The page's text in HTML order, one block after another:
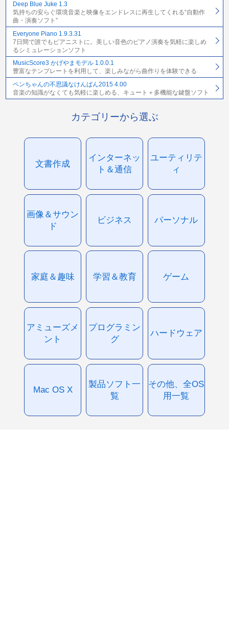
Deep Blue Juke 1.3
気持ちの安らぐ環境音楽と映像をエンドレスに再生してくれる“自動作
曲・演奏ソフト”
Everyone Piano 1.9.3.31
7日間で誰でもピアニストに。美しい音色のピアノ演奏を気軽に楽しめ
るシミュレーションソフト
MusicScore3 かげやまモデル 1.0.0.1
豊富なテンプレートを利用して、楽しみながら曲作りを体験できる
ペンちゃんの不思議なけんばん2015 4.00
音楽の知識がなくても気軽に楽しめる、キュート＋多機能な鍵盤ソフト
カテゴリーから選ぶ
文書作成
インターネッ
ト＆通信
ユーティリテ
ィ
画像＆サウン
ド
ビジネス パーソナル
家庭＆趣味 学習＆教育 ゲーム
アミューズメ
ント
プログラミン
グ
ハードウェア
Mac OS X
製品ソフト一
覧
その他、全OS
用一覧